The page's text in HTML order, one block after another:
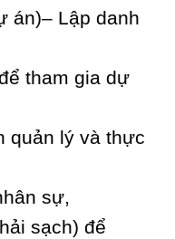
án)– Lập danh
tham gia dự
quản lý và thực
sự,
sạch) để